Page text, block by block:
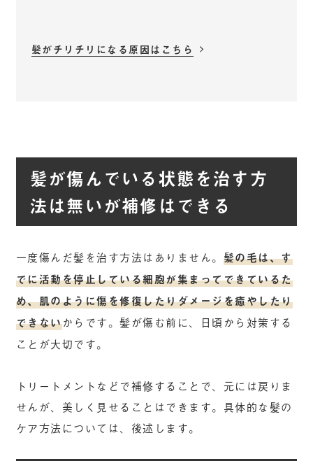
髪がチリチリになる原因はこちら
髪が傷んでいる状態を治す方
法は無いが補修はできる
一度傷んだ髪を治す方法はありません。 髪の毛は、す
でに活動を停止している細胞が集まってできているた
め、肌のように傷を修復したりダメージを癒やしたり
できないからです。髪が傷む前に、日頃から対策する
ことが大切です。
トリートメントなどで補修することで、元には戻りま
せんが、美しく見せることはできます。具体的な髪の
ケア方法については、後述します。